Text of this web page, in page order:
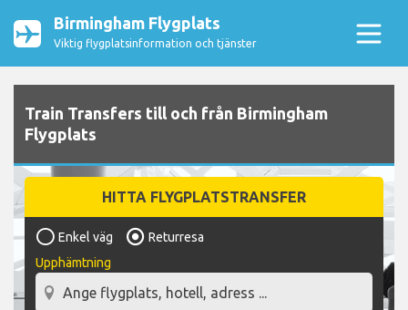
Birmingham Flygplats
Viktig flygplatsinformation och tjänster
Train Transfers till och från Birmingham
Flygplats
HITTA FLYGPLATSTRANSFER
Enkel väg
Returresa
Upphämtning